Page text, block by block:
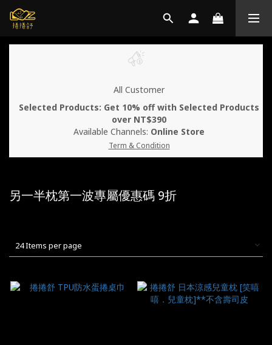
All Customer
Selected Products: Get 10% off with Selected Products
over NT$390
Available Channels: Online Store
Term & Condition
另一半枕第一波專屬優惠碼 9折
24 Items per page